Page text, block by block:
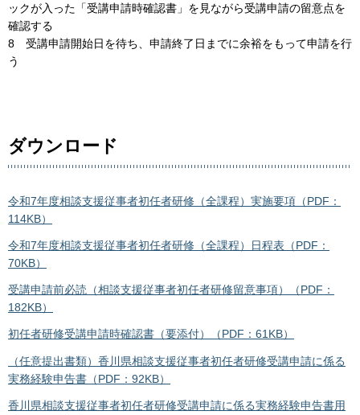
ックが入った「受講申請時確認書」を見ながら受講申請の留意点を
確認する
8 受講申請開始日を待ち、申請終了日までに余裕をもって申請を行
う
ダウンロード
令和7年度相談支援従事者初任者研修（全課程）実施要項（PDF：
114KB）
令和7年度相談支援従事者初任者研修（全課程）日程表（PDF：
70KB）
受講申請前必読（相談支援従事者初任者研修留意事項）（PDF：
182KB）
初任者研修受講申請時確認書（要添付）（PDF：61KB）
（任意提出書類）香川県相談支援従事者初任者研修受講申請に係る
実務経験申告書（PDF：92KB）
香川県相談支援従事者初任者研修受講申請に係る実務経験申告書用